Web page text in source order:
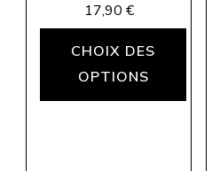
17,90 €
CHOIX DES
OPTIONS
a